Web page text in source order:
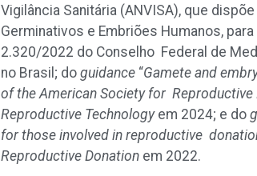
Vigilância Sanitária (ANVISA), que
Germinativos e Embriões Humanos,
2.320/2022 do Conselho Federal de
no Brasil; do guidance “Gamete and
of the American Society for
Reproductive Technology em 2024; e do
for those involved in reproductive
Reproductive Donation em 2022.